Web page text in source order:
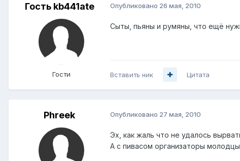
Гость kb441ate
Гости
Опубликовано 26 мая, 2010
Сыты, пьяны и румяны, что ещё
Вставить ник Цитата
Phreek Опубликовано 27 мая, 2010
Эх, как жаль что не удалось
А с пивасом организаторы